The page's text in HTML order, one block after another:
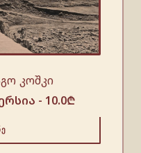
კოშკი
- 10.0₾